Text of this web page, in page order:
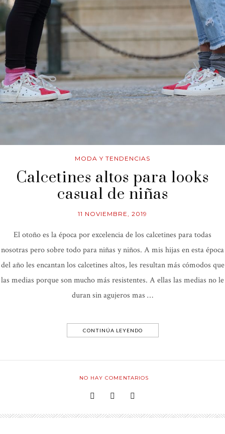
MODA Y TENDENCIAS
Calcetines altos para looks
casual de niñas
11 NOVIEMBRE, 2019
El otoño es la época por excelencia de los calcetines para todas
nosotras pero sobre todo para niñas y niños. A mis hijas en esta época
del año les encantan los calcetines altos, les resultan más cómodos que
las medias porque son mucho más resistentes. A ellas las medias no le
duran sin agujeros mas …
CONTINÚA LEYENDO
NO HAY COMENTARIOS